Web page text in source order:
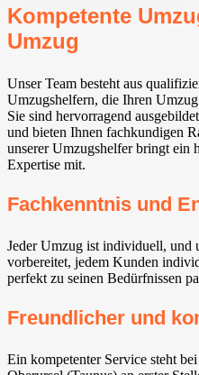
Kompetente
Umzug
Unser Team besteht aus
Umzugshelfern, die Ihren
Sie sind hervorragend
und bieten Ihnen fachkundigen
unserer Umzugshelfer bringt ein
Expertise mit.
Fachkenntnis und
Jeder Umzug ist individuell, und
vorbereitet, jedem Kunden
perfekt zu seinen Bedürfnissen
Freundlicher und
Ein kompetenter Service steht